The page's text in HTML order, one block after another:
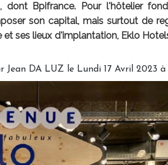
dont Bpifrance. Pour l'hôtelier
son capital, mais surtout de
ses lieux d'implantation, Eklo
Jean DA LUZ le Lundi 17 Avril 2023